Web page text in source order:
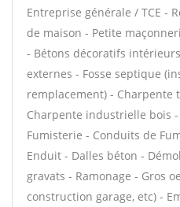
Entreprise générale / TCE -
de maison - Petite
- Bétons décoratifs
externes - Fosse septique
remplacement) - Charpente
Charpente industrielle bois
Fumisterie - Conduits de
Enduit - Dalles béton -
gravats - Ramonage - Gros
construction garage, etc) -